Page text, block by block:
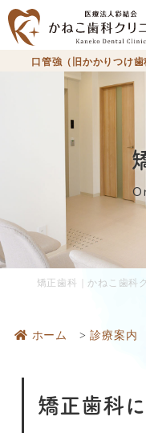
口管強（旧かかりつけ
矯正歯科｜かねこ歯科
ホーム 診療案内
矯正歯科